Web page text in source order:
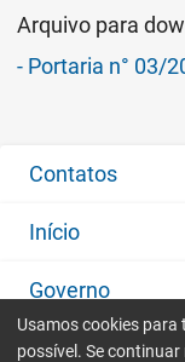
Arquivo para
- Portaria n° 03/
Contatos
Início
Governo
Desenvolvido por
Usamos cookies para
possível. Se